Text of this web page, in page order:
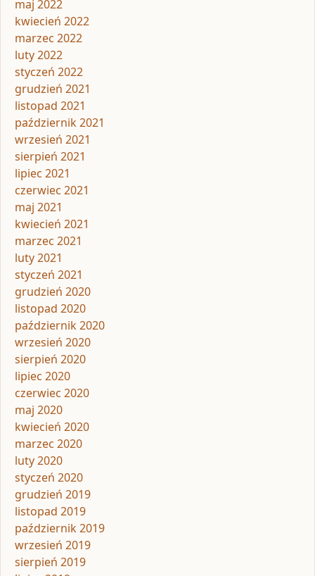
maj 2022
kwiecień 2022
marzec 2022
luty 2022
styczeń 2022
grudzień 2021
listopad 2021
październik 2021
wrzesień 2021
sierpień 2021
lipiec 2021
czerwiec 2021
maj 2021
kwiecień 2021
marzec 2021
luty 2021
styczeń 2021
grudzień 2020
listopad 2020
październik 2020
wrzesień 2020
sierpień 2020
lipiec 2020
czerwiec 2020
maj 2020
kwiecień 2020
marzec 2020
luty 2020
styczeń 2020
grudzień 2019
listopad 2019
październik 2019
wrzesień 2019
sierpień 2019